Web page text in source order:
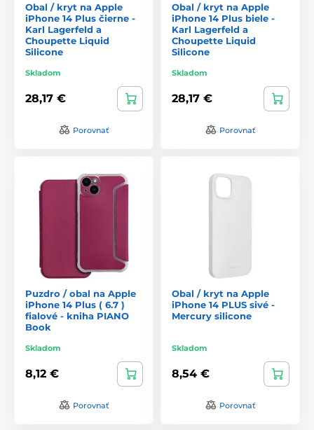
Obal / kryt na Apple
iPhone 14 Plus čierne -
Karl Lagerfeld a
Choupette Liquid
Silicone
Skladom
28,17 €
Porovnať
Obal / kryt na Apple
iPhone 14 Plus biele -
Karl Lagerfeld a
Choupette Liquid
Silicone
Skladom
28,17 €
Porovnať
Puzdro / obal na Apple
iPhone 14 Plus ( 6.7 )
fialové - kniha PIANO
Book
Skladom
8,12 €
Porovnať
Obal / kryt na Apple
iPhone 14 PLUS sivé -
Mercury silicone
Skladom
8,54 €
Porovnať